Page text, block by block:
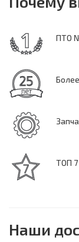
ПТО
ТОП
Наши